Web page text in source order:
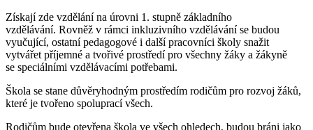
Získají zde vzdělání na úrovni 1. stupně základního
vzdělávání. Rovněž v rámci inkluzivního vzdělávání se budou
vyučující, ostatní pedagogové i další pracovníci školy snažit
vytvářet příjemné a tvořivé prostředí pro všechny žáky a žákyně
se speciálními vzdělávacími potřebami.
Škola se stane důvěryhodným prostředím rodičům pro rozvoj žáků,
které je tvořeno spoluprací všech.
Rodičům bude otevřena škola ve všech ohledech, budou bráni jako